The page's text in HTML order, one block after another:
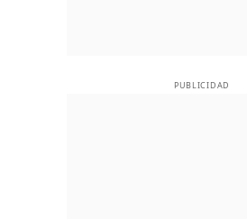
PUBLICIDAD